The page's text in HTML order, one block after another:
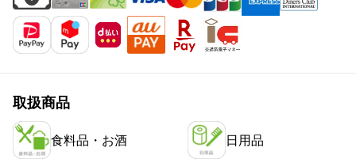
取扱商品
食料品・お酒 日用品